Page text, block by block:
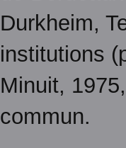
Durkheim,
institutions
Minuit,
commun.